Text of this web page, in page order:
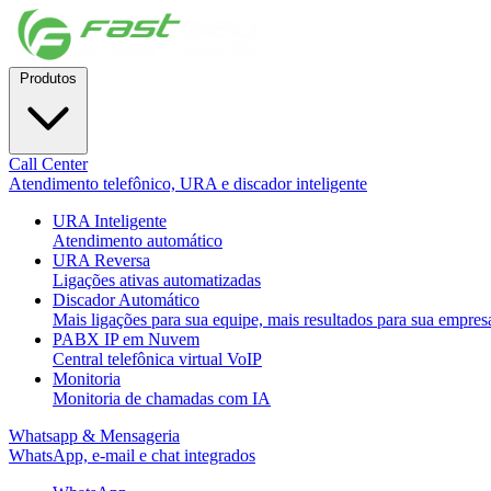
Call Center
Atendimento telefônico, URA e discador inteligente
URA Inteligente
Atendimento automático
URA Reversa
Ligações ativas automatizadas
Discador Automático
Mais ligações para sua equipe, mais resultados para sua
PABX IP em Nuvem
Central telefônica virtual VoIP
Monitoria
Monitoria de chamadas com IA
Whatsapp & Mensageria
WhatsApp, e-mail e chat integrados